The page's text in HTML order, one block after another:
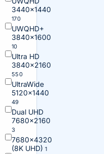
3440×1440
170
UWQHD+
3840×1600
10
Ultra HD
3840×2160
550
UltraWide
5120×1440
49
Dual UHD
7680×2160
3
7680×4320
(8K UHD) 1